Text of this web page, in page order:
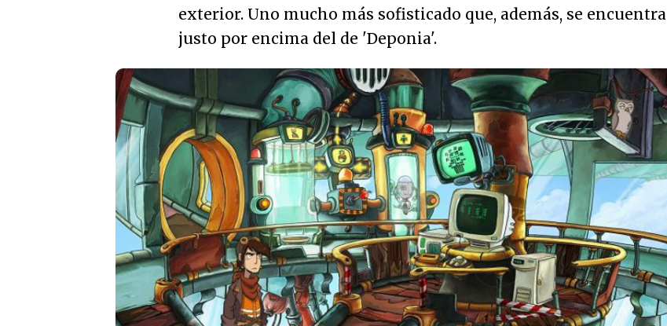
exterior. Uno mucho más sofisticado que, además, se encuentra
justo por encima del de 'Deponia'.